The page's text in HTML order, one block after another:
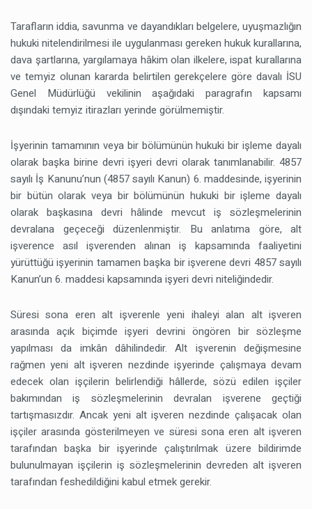
Tarafların iddia, savunma ve dayandıkları belgelere, uyuşmazlığın
hukuki nitelendirilmesi ile uygulanması gereken hukuk kurallarına,
dava şartlarına, yargılamaya hâkim olan ilkelere, ispat kurallarına
ve temyiz olunan kararda belirtilen gerekçelere göre davalı İSU
Genel Müdürlüğü vekilinin aşağıdaki paragrafın kapsamı
dışındaki temyiz itirazları yerinde görülmemiştir.
İşyerinin tamamının veya bir bölümünün hukuki bir işleme dayalı
olarak başka birine devri işyeri devri olarak tanımlanabilir. 4857
sayılı İş Kanunu’nun (4857 sayılı Kanun) 6. maddesinde, işyerinin
bir bütün olarak veya bir bölümünün hukuki bir işleme dayalı
olarak başkasına devri hâlinde mevcut iş sözleşmelerinin
devralana geçeceği düzenlenmiştir. Bu anlatıma göre, alt
işverence asıl işverenden alınan iş kapsamında faaliyetini
yürüttüğü işyerinin tamamen başka bir işverene devri 4857 sayılı
Kanun’un 6. maddesi kapsamında işyeri devri niteliğindedir.
Süresi sona eren alt işverenle yeni ihaleyi alan alt işveren
arasında açık biçimde işyeri devrini öngören bir sözleşme
yapılması da imkân dâhilindedir. Alt işverenin değişmesine
rağmen yeni alt işveren nezdinde işyerinde çalışmaya devam
edecek olan işçilerin belirlendiği hâllerde, sözü edilen işçiler
bakımından iş sözleşmelerinin devralan işverene geçtiği
tartışmasızdır. Ancak yeni alt işveren nezdinde çalışacak olan
işçiler arasında gösterilmeyen ve süresi sona eren alt işveren
tarafından başka bir işyerinde çalıştırılmak üzere bildirimde
bulunulmayan işçilerin iş sözleşmelerinin devreden alt işveren
tarafından feshedildiğini kabul etmek gerekir.